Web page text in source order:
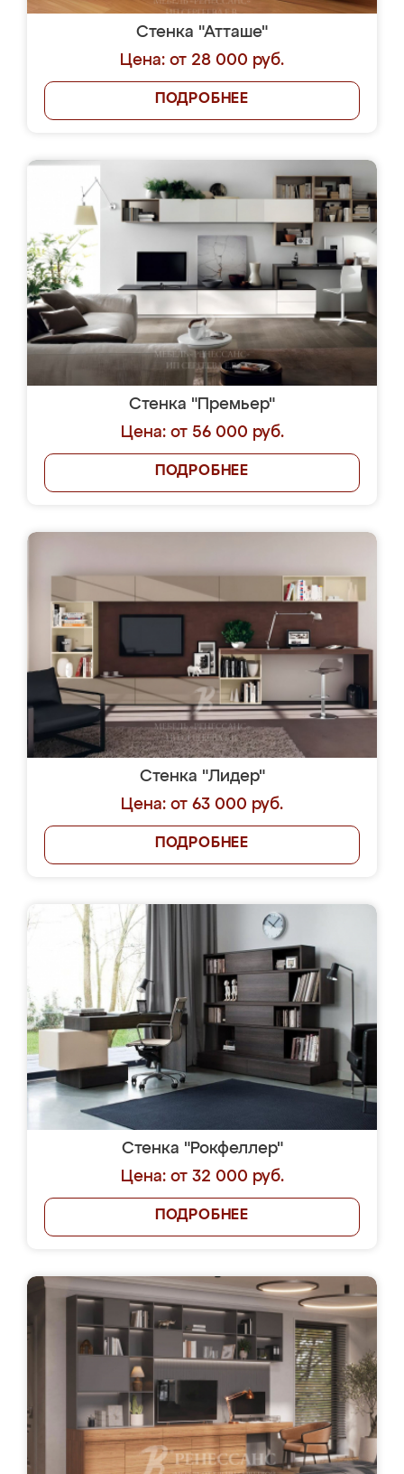
Стенка "Атташе"
Цена: от 28 000 руб.
ПОДРОБНЕЕ
Стенка "Премьер"
Цена: от 56 000 руб.
ПОДРОБНЕЕ
Стенка "Лидер"
Цена: от 63 000 руб.
ПОДРОБНЕЕ
Стенка "Рокфеллер"
Цена: от 32 000 руб.
ПОДРОБНЕЕ